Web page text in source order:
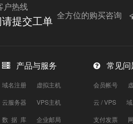
户热线
提交工单 全方位的购买咨询
产品与服务
域名注册
虚拟主机
云服务器
VPS主机
数 据 库
企业邮局
常见问
会员帐号
云 / VPS
支付发票